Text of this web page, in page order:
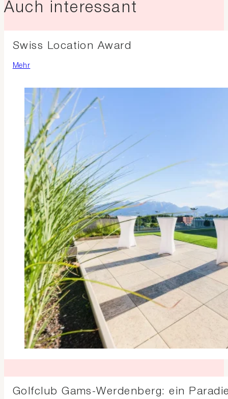
Auch interessant
Swiss Location Award
Mehr
Golfclub Gams-Werdenberg: ein